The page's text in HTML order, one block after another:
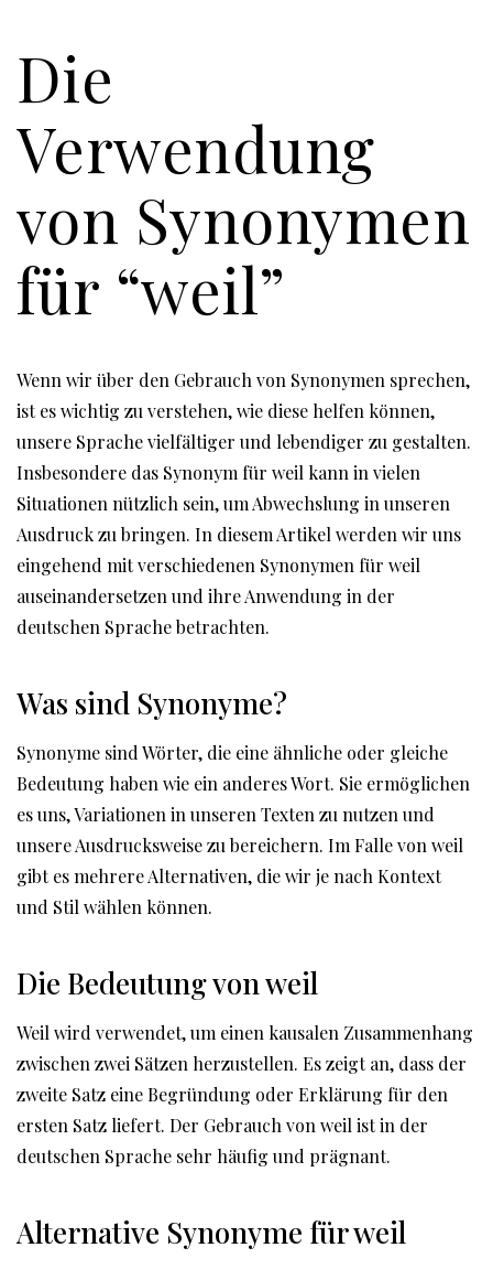
Die
Verwendung
von Synonymen
für “weil”
Wenn wir über den Gebrauch von Synonymen sprechen,
ist es wichtig zu verstehen, wie diese helfen können,
unsere Sprache vielfältiger und lebendiger zu gestalten.
Insbesondere das Synonym für weil kann in vielen
Situationen nützlich sein, um Abwechslung in unseren
Ausdruck zu bringen. In diesem Artikel werden wir uns
eingehend mit verschiedenen Synonymen für weil
auseinandersetzen und ihre Anwendung in der
deutschen Sprache betrachten.
Was sind Synonyme?
Synonyme sind Wörter, die eine ähnliche oder gleiche
Bedeutung haben wie ein anderes Wort. Sie ermöglichen
es uns, Variationen in unseren Texten zu nutzen und
unsere Ausdrucksweise zu bereichern. Im Falle von weil
gibt es mehrere Alternativen, die wir je nach Kontext
und Stil wählen können.
Die Bedeutung von weil
Weil wird verwendet, um einen kausalen Zusammenhang
zwischen zwei Sätzen herzustellen. Es zeigt an, dass der
zweite Satz eine Begründung oder Erklärung für den
ersten Satz liefert. Der Gebrauch von weil ist in der
deutschen Sprache sehr häufig und prägnant.
Alternative Synonyme für weil